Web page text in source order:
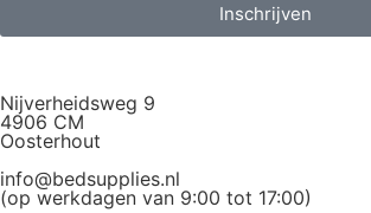
Inschrijven
Nijverheidsweg 9
4906 CM
Oosterhout
info@bedsupplies.nl
(op werkdagen van 9:00 tot 17:00)